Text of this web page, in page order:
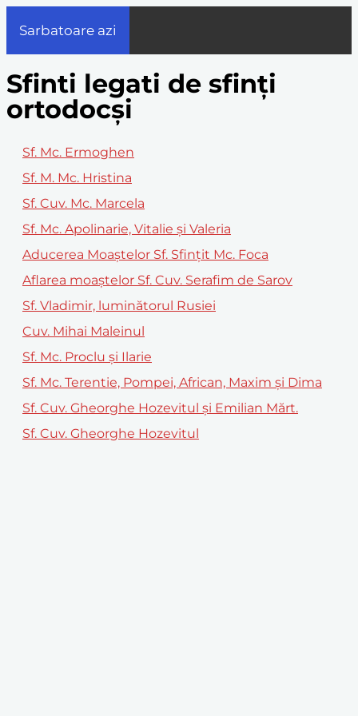
Sarbatoare azi
Sfinti legati de sfinți
ortodocși
Sf. Mc. Ermoghen
Sf. M. Mc. Hristina
Sf. Cuv. Mc. Marcela
Sf. Mc. Apolinarie, Vitalie și Valeria
Aducerea Moaștelor Sf. Sfințit Mc. Foca
Aflarea moaștelor Sf. Cuv. Serafim de Sarov
Sf. Vladimir, luminătorul Rusiei
Cuv. Mihai Maleinul
Sf. Mc. Proclu și Ilarie
Sf. Mc. Terentie, Pompei, African, Maxim și Dima
Sf. Cuv. Gheorghe Hozevitul şi Emilian Mărt.
Sf. Cuv. Gheorghe Hozevitul